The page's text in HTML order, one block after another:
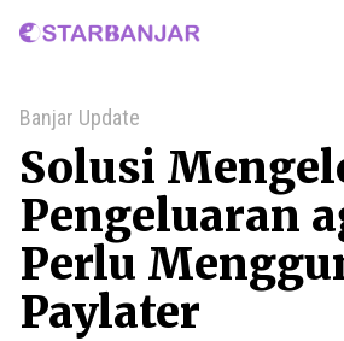
Home
Banjar Update
Solusi
Pengeluaran
Perlu
Paylater